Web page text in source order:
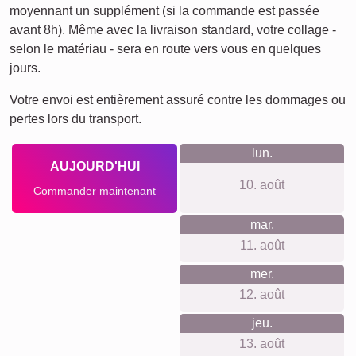
Ce que nous défendons
Notre philosophie est simple. Pas d'inscription ni de compte
tranquillité optimale. Nos prix incluent tout, même la
suspension murale, avec des matériaux et une qualité
d'impression premium. Nous prônons la durabilité et la
neutralité climatique, pour votre satisfaction et celle de notre
Quelque chose pour chaque
occasion...
Ce type de collage fait un merveilleux cadeau pour de
nombreuses occasions. Offrez-le à l'occasion d'un
anniversaire, pour Noël, ou simplement pour célébrer